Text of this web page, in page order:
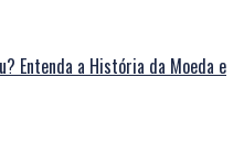
Entenda a História da Moeda e